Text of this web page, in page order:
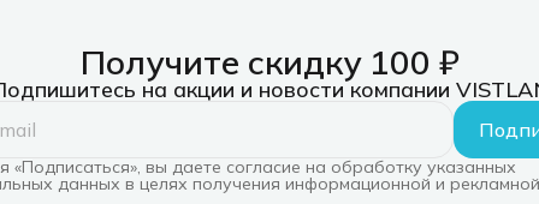
Получите скидку 100 ₽
на акции и новости компании
«Подписаться», вы даете согласие на обработку указанных
данных в целях получения информационной и